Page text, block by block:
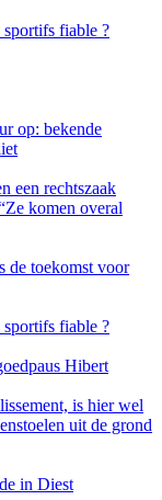
sportifs fiable ?
op: bekende
een rechtszaak
komen overal
de toekomst voor
sportifs fiable ?
Hibert
is hier wel
uit de grond
in Diest